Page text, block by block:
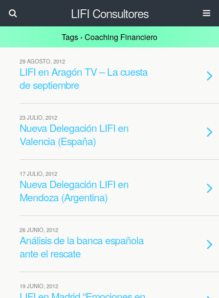
LIFI Consultores
Tags › Coaching Financiero
29 AGOSTO, 2012
LIFI en Aragón TV – La cuesta
de septiembre
23 JULIO, 2012
Nueva Delegación LIFI en
Valencia (España)
17 JULIO, 2012
Nueva Delegación LIFI en
Mendoza (Argentina)
26 JUNIO, 2012
Análisis de la banca española
ante el rescate
19 JUNIO, 2012